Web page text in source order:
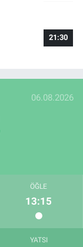
21:30
06.08.2026
ÖĞLE
13:15
YATSI